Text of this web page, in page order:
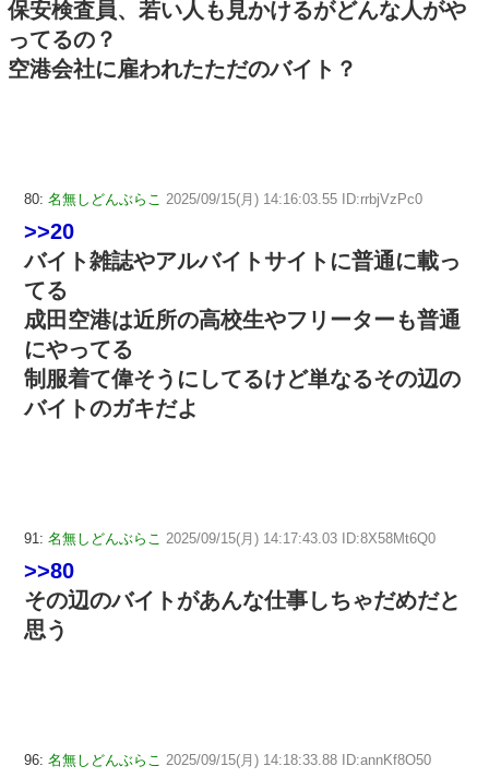
保安検査員、若い人も見かけるがどんな人がや
ってるの？
空港会社に雇われたただのバイト？
80: 名無しどんぶらこ 2025/09/15(月) 14:16:03.55 ID:rrbjVzPc0
>>20
バイト雑誌やアルバイトサイトに普通に載っ
てる
成田空港は近所の高校生やフリーターも普通
にやってる
制服着て偉そうにしてるけど単なるその辺の
バイトのガキだよ
91: 名無しどんぶらこ 2025/09/15(月) 14:17:43.03 ID:8X58Mt6Q0
>>80
その辺のバイトがあんな仕事しちゃだめだと
思う
96: 名無しどんぶらこ 2025/09/15(月) 14:18:33.88 ID:annKf8O50